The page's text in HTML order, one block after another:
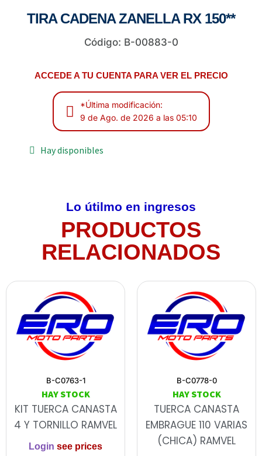
TIRA CADENA ZANELLA RX 150**
Código: B-00883-0
ACCEDE A TU CUENTA PARA VER EL PRECIO
*Última modificación:
9 de Ago. de 2026 a las 05:10
Hay disponibles
Lo útilmo en ingresos
PRODUCTOS
RELACIONADOS
B-C0763-1
HAY STOCK
KIT TUERCA CANASTA
4 Y TORNILLO RAMVEL
Login see prices
B-C0778-0
HAY STOCK
TUERCA CANASTA
EMBRAGUE 110 VARIAS
(CHICA) RAMVEL